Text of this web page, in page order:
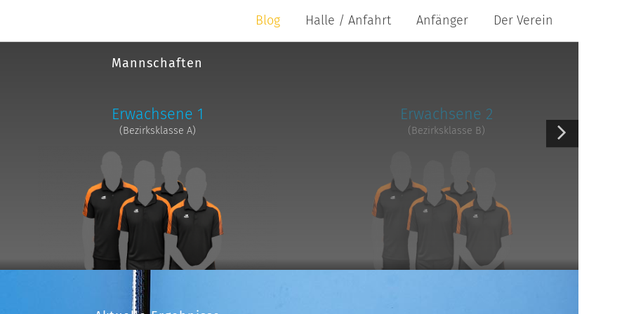
Blog Halle / Anfahrt Anfänger Der Verein
Mannschaften
Erwachsene 1
(Bezirksklasse A)
Erwachsene 2
(Bezirksklasse B)